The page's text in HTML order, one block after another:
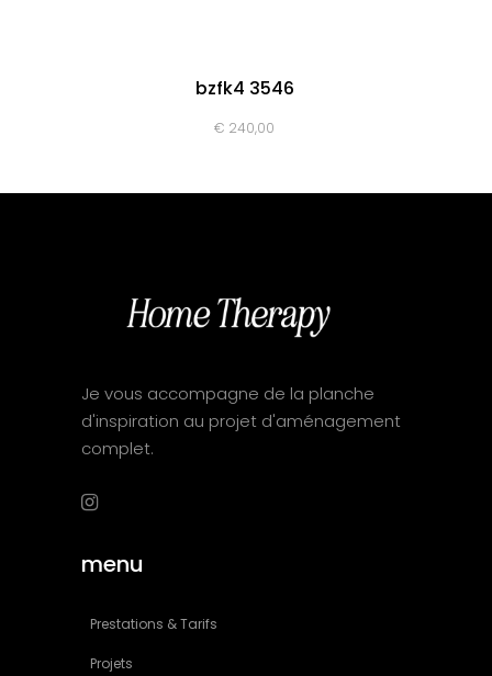
bzfk4 3546
€ 240,00
Je vous accompagne de la planche
d'inspiration au projet d'aménagement
complet.
menu
Prestations & Tarifs
Projets